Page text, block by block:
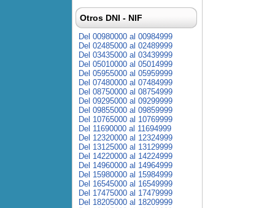
Otros DNI - NIF
Del 00980000 al 00984999
Del 02485000 al 02489999
Del 03435000 al 03439999
Del 05010000 al 05014999
Del 05955000 al 05959999
Del 07480000 al 07484999
Del 08750000 al 08754999
Del 09295000 al 09299999
Del 09855000 al 09859999
Del 10765000 al 10769999
Del 11690000 al 11694999
Del 12320000 al 12324999
Del 13125000 al 13129999
Del 14220000 al 14224999
Del 14960000 al 14964999
Del 15980000 al 15984999
Del 16545000 al 16549999
Del 17475000 al 17479999
Del 18205000 al 18209999